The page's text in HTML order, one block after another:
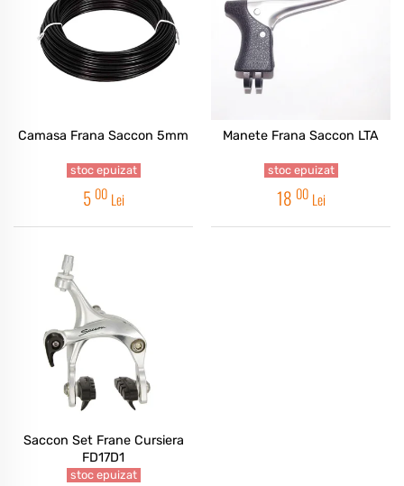
Camasa Frana Saccon 5mm
stoc epuizat
5 00 Lei
Manete Frana Saccon LTA
stoc epuizat
18 00 Lei
Saccon Set Frane Cursiera
FD17D1
stoc epuizat